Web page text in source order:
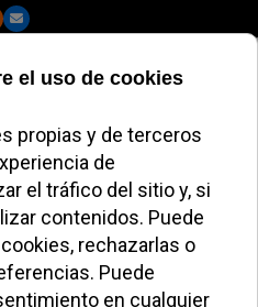
XIV
Orden de
con